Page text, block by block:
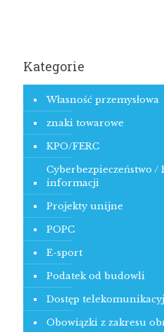
Kategorie
Własność przemysłowa
znaki towarowe
KPO/FERC
Cyberbezpieczeństwo /
informacji
Projekty unijne
POPC
E-sport
Podatek od budowli
Dostęp
Obowiązki z zakresu